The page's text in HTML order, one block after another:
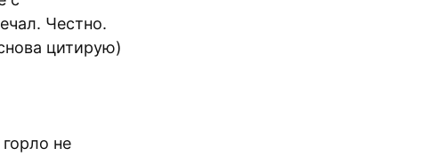
Честно.
цитирую)
не